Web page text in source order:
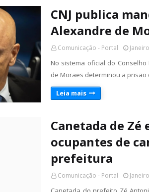
CNJ publica
Alexandre de
Comunicação - Portal
No sistema oficial do Conselho
de Moraes determinou a
Leia mais
Canetada de Zé
ocupantes de
prefeitura
Comunicação - Portal